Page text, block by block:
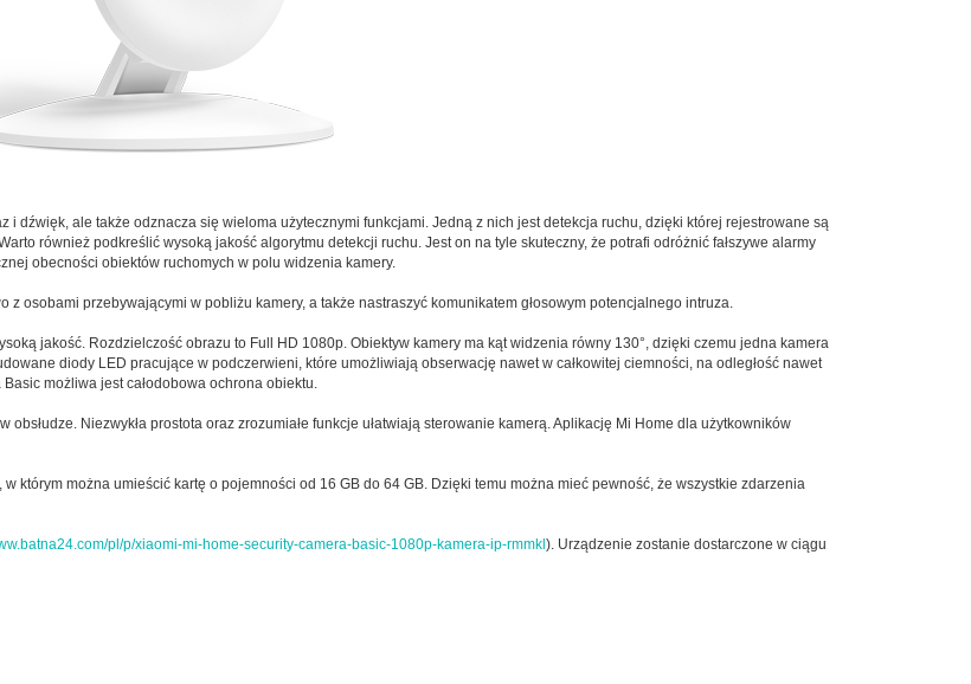
i dźwięk, ale także odznacza się wieloma użytecznymi funkcjami. Jedną z nich jest detekcja ruchu, dzięki której rejestrowane są
również podkreślić wysoką jakość algorytmu detekcji ruchu. Jest on na tyle skuteczny, że potrafi odróżnić fałszywe alarmy
obecności obiektów ruchomych w polu widzenia kamery.
osobami przebywającymi w pobliżu kamery, a także nastraszyć komunikatem głosowym potencjalnego intruza.
jakość. Rozdzielczość obrazu to Full HD 1080p. Obiektyw kamery ma kąt widzenia równy 130°, dzięki czemu jedna kamera
diody LED pracujące w podczerwieni, które umożliwiają obserwację nawet w całkowitej ciemności, na odległość nawet
możliwa jest całodobowa ochrona obiektu.
Niezwykła prostota oraz zrozumiałe funkcje ułatwiają sterowanie kamerą. Aplikację Mi Home dla użytkowników
którym można umieścić kartę o pojemności od 16 GB do 64 GB. Dzięki temu można mieć pewność, że wszystkie zdarzenia
pl/p/xiaomi-mi-home-security-camera-basic-1080p-kamera-ip-rmmkl ). Urządzenie zostanie dostarczone w ciągu